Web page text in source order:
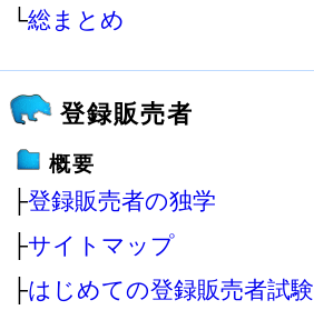
└総まとめ
登録販売者
概要
├登録販売者の独学
├サイトマップ
├はじめての登録販売者試験